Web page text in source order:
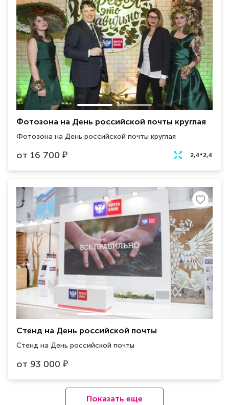
Фотозона на День российской почты круглая
Фотозона на День российской почты круглая
от 16 700 ₽ 2,4*2,4
Стенд на День российской почты
Стенд на День российской почты
от 93 000 ₽
Показать еще